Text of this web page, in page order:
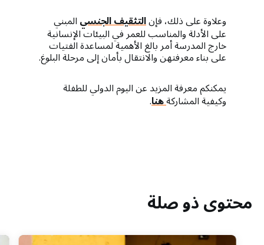
وعلاوة على ذلك، فإنالتثقيف الجنسيالمبني
على الأدلة والمناسب للعمر في البيئات الإنسانية
خارج المدرسة أمر بالغ الأهمية لمساعدة الفتيات
على بناء معرفتهن والانتقال بأمان إلى مرحلة البلوغ.
يمكنكم معرفة المزيد عن اليوم الدولي للطفلة
وكيفية المشاركةهنا.
محتوى ذو صلة